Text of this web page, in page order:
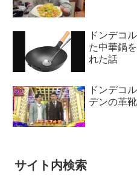
ドンデコ
た中華鍋
れた話
ドンデコ
デンの革
サイト内検索